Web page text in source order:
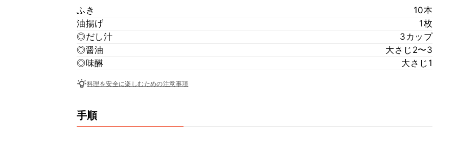
ふき
10本
油揚げ
1枚
◎だし汁
3カップ
◎醤油
大さじ2〜3
◎味醂
大さじ1
料理を安全に楽しむための注意事項
手順